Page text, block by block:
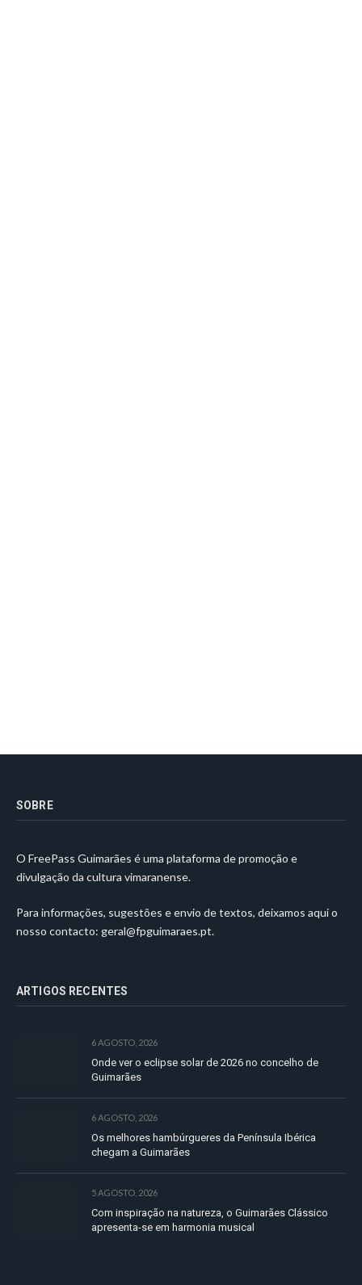
SOBRE
O FreePass Guimarães é uma plataforma de promoção e
divulgação da cultura vimaranense.
Para informações, sugestões e envio de textos, deixamos aqui o
nosso contacto: geral@fpguimaraes.pt.
ARTIGOS RECENTES
6 AGOSTO, 2026
Onde ver o eclipse solar de 2026 no concelho de
Guimarães
6 AGOSTO, 2026
Os melhores hambúrgueres da Península Ibérica
chegam a Guimarães
5 AGOSTO, 2026
Com inspiração na natureza, o Guimarães Clássico
apresenta-se em harmonia musical